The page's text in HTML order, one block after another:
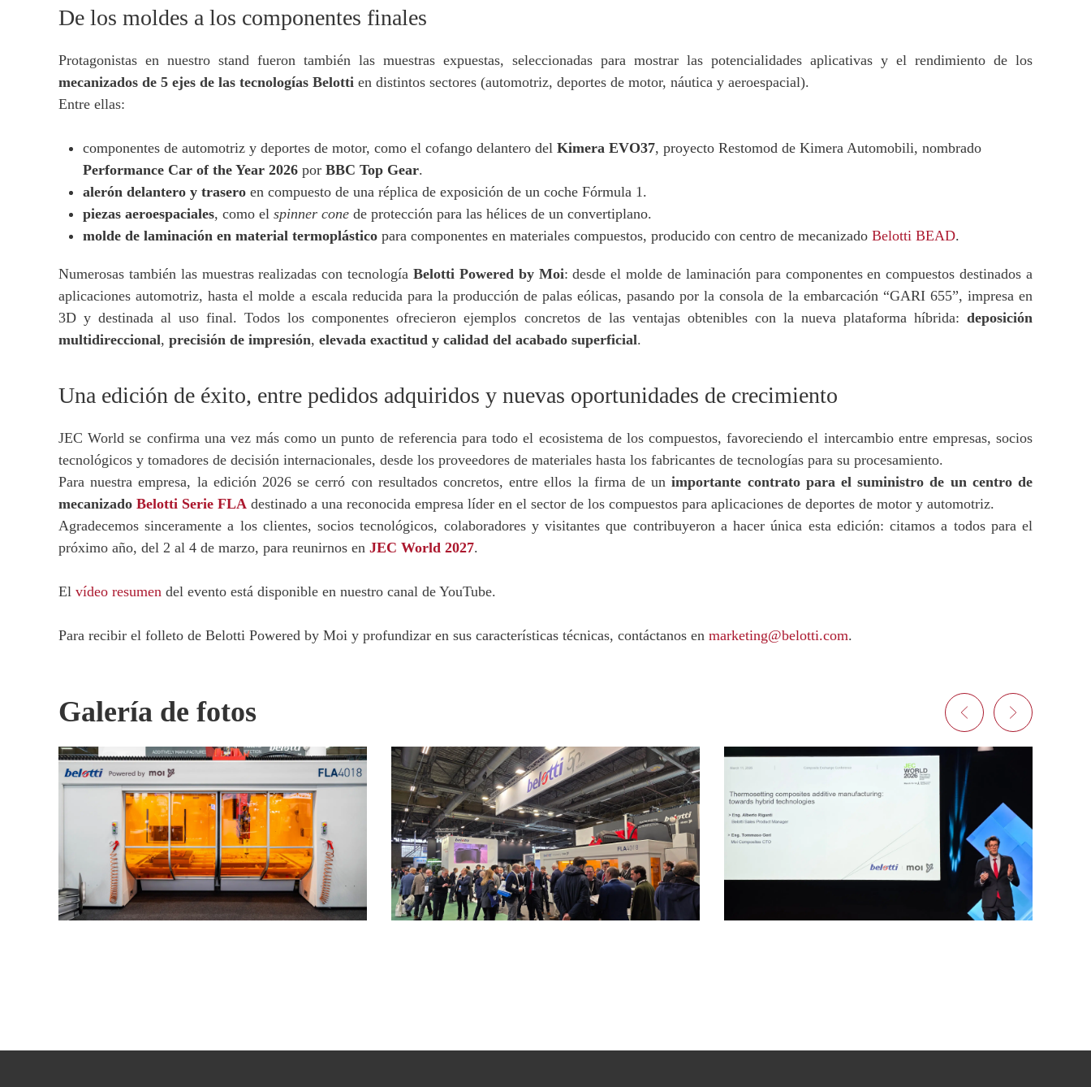
De los moldes a los componentes finales
Protagonistas en nuestro stand fueron también las muestras expuestas, seleccionadas para mostrar las potencialidades aplicativas y el rendimiento de los
mecanizados de 5 ejes de las tecnologías Belotti en distintos sectores (automotriz, deportes de motor, náutica y aeroespacial).
Entre ellas:
componentes de automotriz y deportes de motor, como el cofango delantero del Kimera EVO37, proyecto Restomod de Kimera Automobili, nombrado
Performance Car of the Year 2026 por BBC Top Gear.
alerón delantero y trasero en compuesto de una réplica de exposición de un coche Fórmula 1.
piezas aeroespaciales, como el spinner cone de protección para las hélices de un convertiplano.
molde de laminación en material termoplástico para componentes en materiales compuestos, producido con centro de mecanizado Belotti BEAD.
Numerosas también las muestras realizadas con tecnología Belotti Powered by Moi: desde el molde de laminación para componentes en compuestos destinados a
aplicaciones automotriz, hasta el molde a escala reducida para la producción de palas eólicas, pasando por la consola de la embarcación “GARI 655”, impresa en
3D y destinada al uso final. Todos los componentes ofrecieron ejemplos concretos de las ventajas obtenibles con la nueva plataforma híbrida: deposición
multidireccional, precisión de impresión, elevada exactitud y calidad del acabado superficial.
Una edición de éxito, entre pedidos adquiridos y nuevas oportunidades de crecimiento
JEC World se confirma una vez más como un punto de referencia para todo el ecosistema de los compuestos, favoreciendo el intercambio entre empresas, socios
tecnológicos y tomadores de decisión internacionales, desde los proveedores de materiales hasta los fabricantes de tecnologías para su procesamiento.
Para nuestra empresa, la edición 2026 se cerró con resultados concretos, entre ellos la firma de unimportante contrato para el suministro de un centro de
mecanizado Belotti Serie FLA destinado a una reconocida empresa líder en el sector de los compuestos para aplicaciones de deportes de motor y automotriz.
Agradecemos sinceramente a los clientes, socios tecnológicos, colaboradores y visitantes que contribuyeron a hacer única esta edición: citamos a todos para el
próximo año, del 2 al 4 de marzo, para reunirnos en JEC World 2027.
El vídeo resumen del evento está disponible en nuestro canal de YouTube.
Para recibir el folleto de Belotti Powered by Moi y profundizar en sus características técnicas, contáctanos en marketing@belotti.com.
Galería de fotos